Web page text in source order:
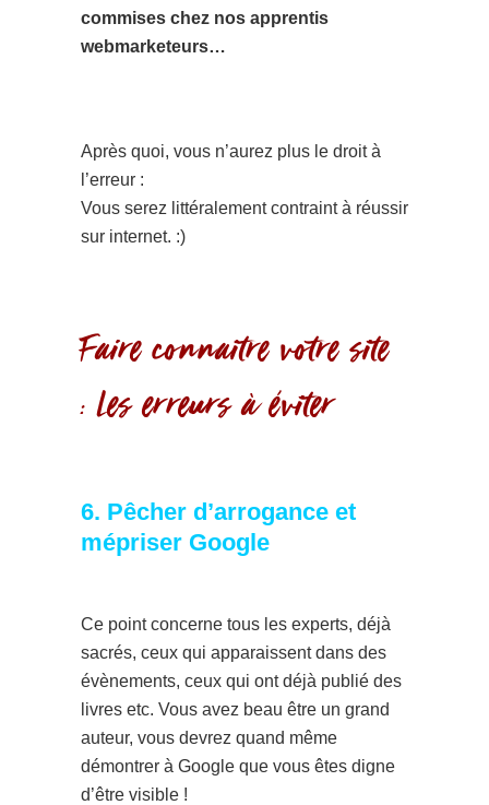
commises chez nos apprentis
webmarketeurs…
Après quoi, vous n’aurez plus le droit à
l’erreur :
Vous serez littéralement contraint à réussir
sur internet. :)
Faire connaître votre site
: Les erreurs à éviter
6. Pêcher d’arrogance et
mépriser Google
Ce point concerne tous les experts, déjà
sacrés, ceux qui apparaissent dans des
évènements, ceux qui ont déjà publié des
livres etc. Vous avez beau être un grand
auteur, vous devrez quand même
démontrer à Google que vous êtes digne
d’être visible !